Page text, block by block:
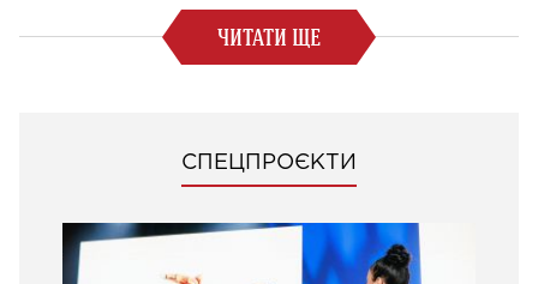
ЧИТАТИ ЩЕ
СПЕЦПРОЄКТИ